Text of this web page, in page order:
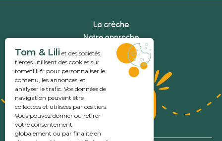
La crèche
Notre approche
Informations pratiques
mon enfant
Tom & Lili et des sociétés
tierces utilisent des cookies sur
tometlili.fr pour personnaliser le
contenu, les annonces, et
analyser le trafic. Vos données de
navigation peuvent être
collectées et utilisées par ces tiers.
Vous pouvez donner ou retirer
votre consentement
globalement ou par finalité en